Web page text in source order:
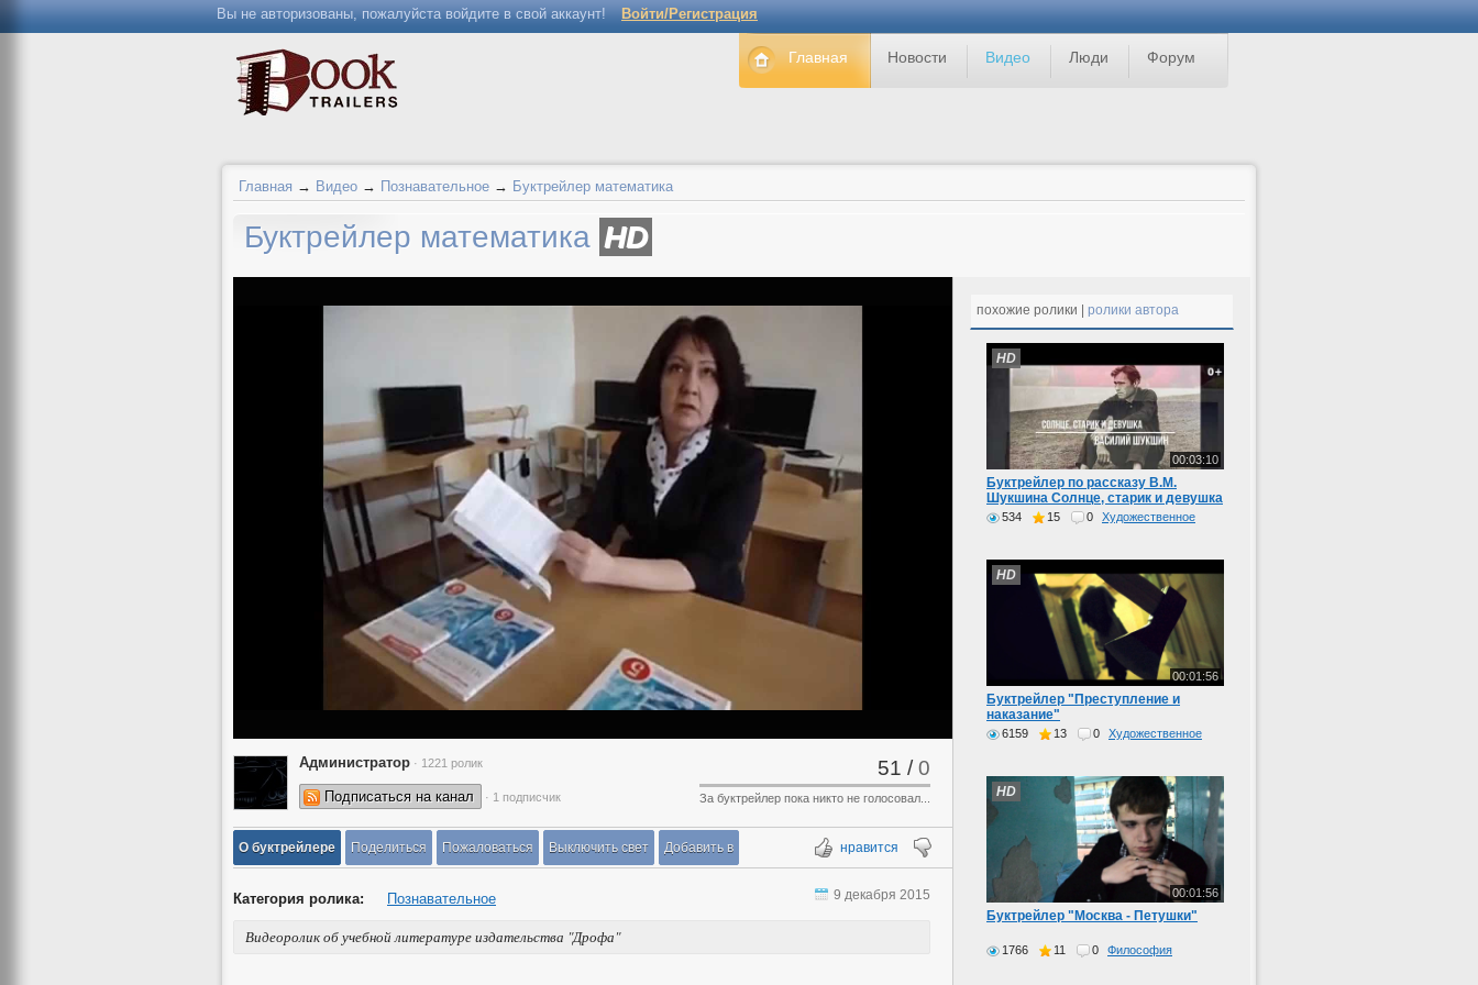
Вы не авторизованы, пожалуйста войдите в свой аккаунт! Войти/Регистрация
Главная Новости Видео Люди Форум
Главная → Видео → Познавательное → Буктрейлер математика
Буктрейлер математика HD
Администратор · 1221 ролик
Подписаться на канал · 1 подписчик
51 /0
За буктрейлер пока никто не голосовал...
нравится
О буктрейлере Поделиться Пожаловаться Выключить свет Добавить в
Категория ролика: Познавательное
Видеоролик об учебной литературе издательства "Дрофа"
9 декабря 2015
похожие ролики | ролики автора
00:03:10
HD
Буктрейлер по рассказу В.М.
Шукшина Солнце, старик и девушка
534 15 0 Художественное
00:01:56
HD
Буктрейлер "Преступление и
наказание"
6159 13 0 Художественное
00:01:56
HD
Буктрейлер "Москва - Петушки"
1766 11 0 Философия